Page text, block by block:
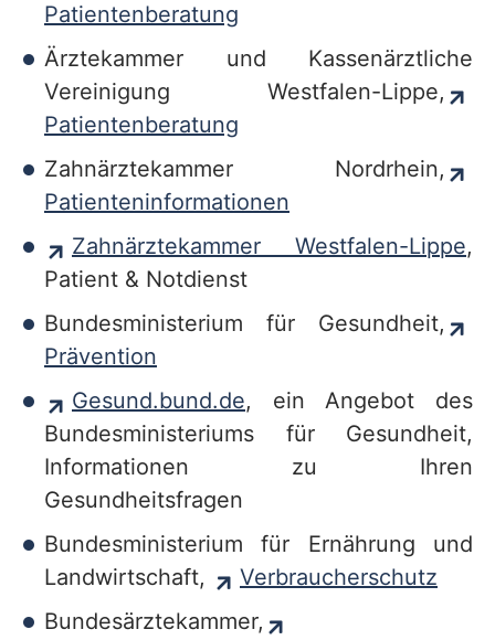
Patientenberatung
Ärztekammer und Kassenärztliche
Vereinigung Westfalen-Lippe,
Patientenberatung
Zahnärztekammer Nordrhein,
Patienteninformationen
Zahnärztekammer Westfalen-Lippe,
Patient & Notdienst
Bundesministerium für Gesundheit,
Prävention
Gesund.bund.de, ein Angebot des
Bundesministeriums für Gesundheit,
Informationen zu Ihren
Gesundheitsfragen
Bundesministerium für Ernährung und
Landwirtschaft,
Verbraucherschutz
Bundesärztekammer,